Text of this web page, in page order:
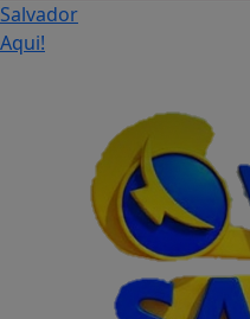
Salvador
Aqui!